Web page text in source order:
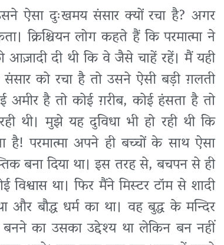
ऐसा दुःखमय संसार क्यों रचा है? अगर
क्रिश्चियन लोग कहते हैं कि परमात्मा ने
आज़ादी दी थी कि वे जैसे चाहें रहें। मैं यही
को रचा है तो उसने ऐसी बड़ी ग़लती
है तो कोई ग़रीब, कोई हंसता है तो
थी। मुझे यह दुविधा भी हो रही थी कि
परमात्मा अपने ही बच्चों के साथ ऐसा
बना दिया था। इस तरह से, बचपन से ही
था। फिर मैंने मिस्टर टॉम से शादी
बौद्ध धर्म का था। वह बुद्ध के मन्दिर
बनने का उसका उद्देश्य था लेकिन बन नहीं